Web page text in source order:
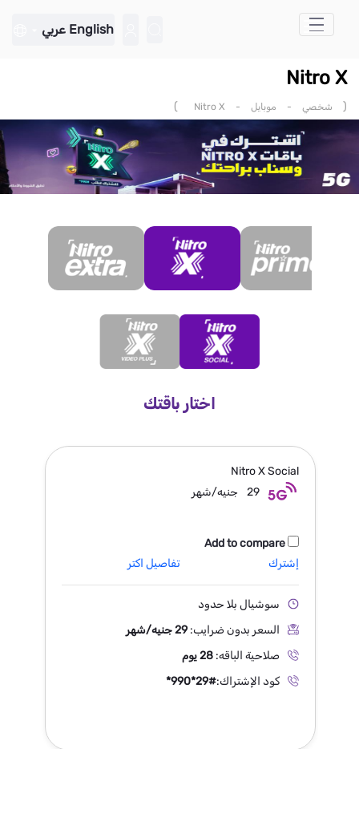
تخطي إلى المحتوى الرئيسي
English عربي
Nitro X
( شخصي - موبايل -
Nitro X
)
اختار باقتك
Nitro XSocial
29
جنيه/شهر
Add to compare
إشترك
تفاصيل اكتر
سوشيال بلا حدود
السعر بدون ضرايب: 29 جنيه/شهر
صلاحية الباقه: 28 يوم
كود الإشتراك:*990*29#